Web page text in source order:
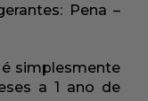
Pena –
simplesmente
a 1 ano de